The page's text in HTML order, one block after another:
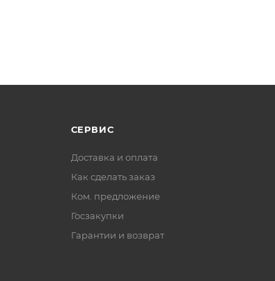
СЕРВИС
Доставка и оплата
Как сделать заказ
Ком. предложение
Госзакупки
Гарантии и возврат